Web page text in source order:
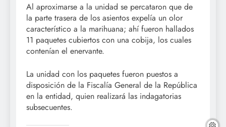
Al aproximarse a la unidad se percataron que de
la parte trasera de los asientos expelía un olor
característico a la marihuana; ahí fueron hallados
11 paquetes cubiertos con una cobija, los cuales
contenían el enervante.
La unidad con los paquetes fueron puestos a
disposición de la Fiscalía General de la República
en la entidad, quien realizará las indagatorias
subsecuentes.